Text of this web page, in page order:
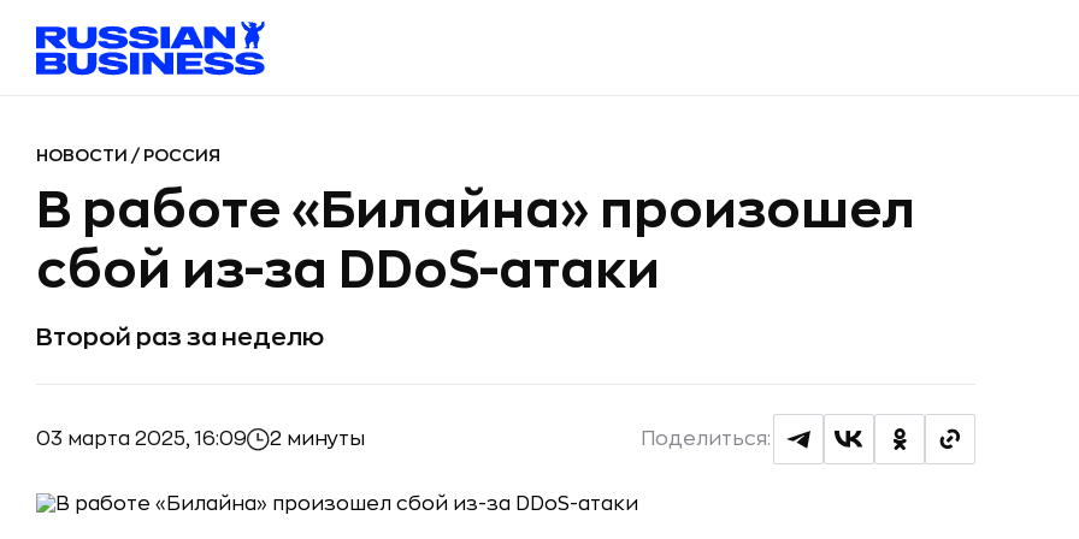
НОВОСТИ / РОССИЯ
В работе «Билайна» произошел
сбой из-за DDoS-атаки
Второй раз за неделю
03 марта 2025, 16:09 2 минуты Поделиться: